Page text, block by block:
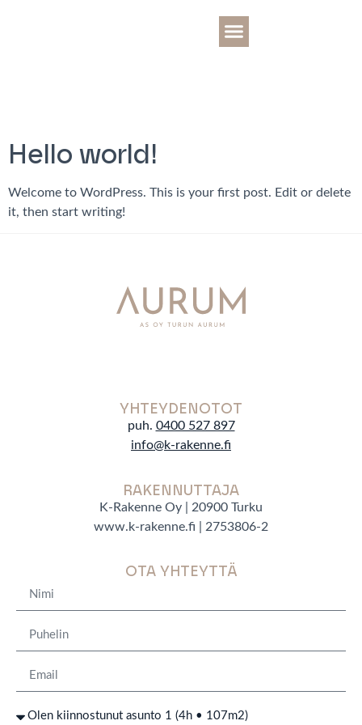
Hello world!
Welcome to WordPress. This is your first post. Edit or delete
it, then start writing!
YHTEYDENOTOT
puh. 0400 527 897
info@k-rakenne.f
RAKENNUTTAJA
K-Rakenne Oy | 20900 Turku
www.k-rakenne.fi | 2753806-2
OTA YHTEYTTÄ